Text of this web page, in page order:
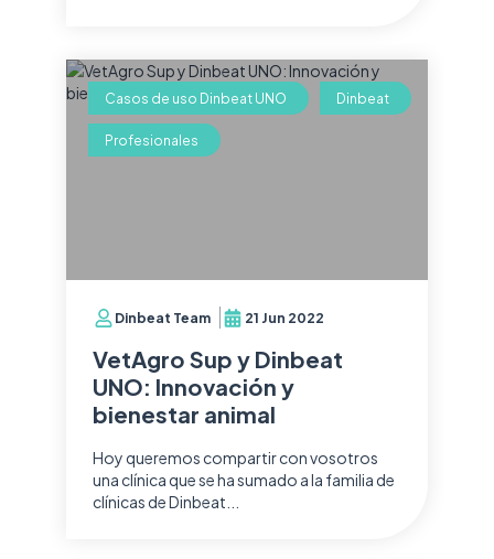
Dinbeat Team 21 Jun 2022
VetAgro Sup y Dinbeat
UNO: Innovación y
bienestar animal
Hoy queremos compartir con vosotros
una clínica que se ha sumado a la familia de
clínicas de Dinbeat...
Casos de uso Dinbeat UNO Dinbeat
Profesionales